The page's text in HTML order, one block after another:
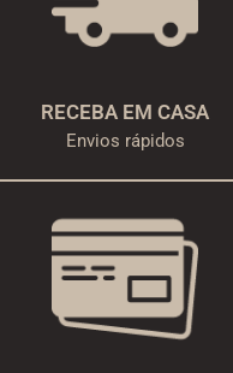
RECEBA EM CASA
Envios rápidos